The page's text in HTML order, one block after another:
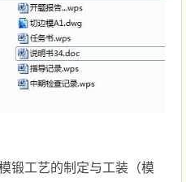
锻工艺的制定与工装（模